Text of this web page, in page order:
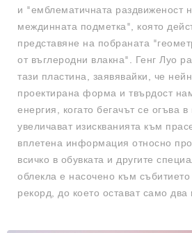
и "емблематичната раздвиженост
междинната подметка", която
представяне на побраната
от въглеродни влакна". Генг Луо
тази пластина, заявявайки, че
проектирана форма и твърдост
енергия, когато бегачът се огъва
увеличават изискванията към
вплетена информация относно
всичко в обувката и другите
облекла е насочено към
рекорд, до което остават само два